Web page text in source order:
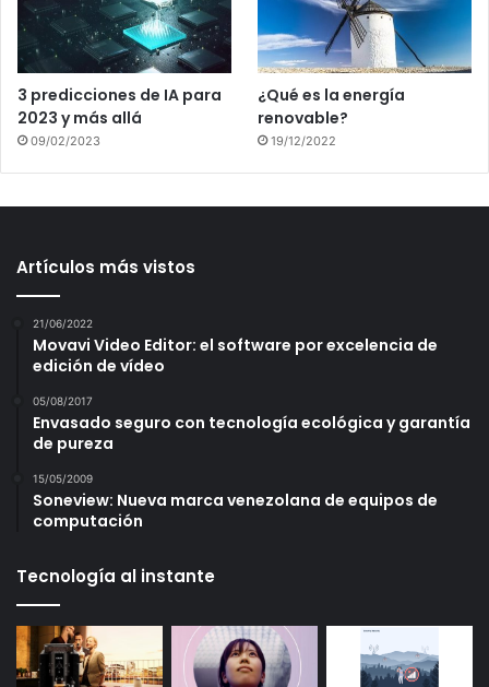
3 predicciones de IA para
2023 y más allá
09/02/2023
¿Qué es la energía
renovable?
19/12/2022
Artículos más vistos
21/06/2022
Movavi Video Editor: el software por excelencia de
edición de vídeo
05/08/2017
Envasado seguro con tecnología ecológica y garantía
de pureza
15/05/2009
Soneview: Nueva marca venezolana de equipos de
computación
Tecnología al instante